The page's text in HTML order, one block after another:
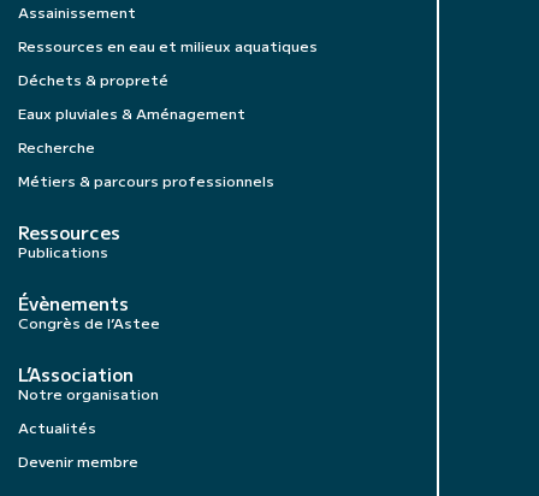
Assainissement
Ressources en eau et milieux aquatiques
Déchets & propreté
Eaux pluviales & Aménagement
Recherche
Métiers & parcours professionnels
Ressources
Publications
Évènements
Congrès de l’Astee
L’Association
Notre organisation
Actualités
Devenir membre